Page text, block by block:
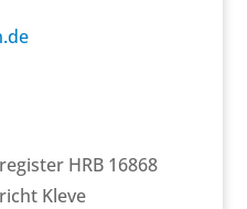
HRB 16868
Kleve